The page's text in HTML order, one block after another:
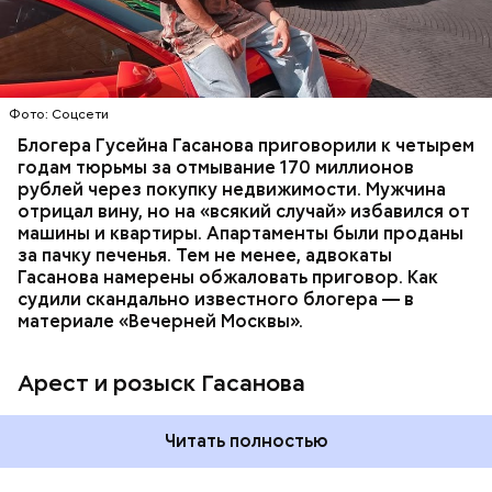
Фото: Соцсети
Блогера Гусейна Гасанова приговорили к четырем
годам тюрьмы за отмывание 170 миллионов
рублей через покупку недвижимости. Мужчина
отрицал вину, но на «всякий случай» избавился от
машины и квартиры. Апартаменты были проданы
за пачку печенья. Тем не менее, адвокаты
Гасанова намерены обжаловать приговор. Как
судили скандально известного блогера — в
материале «Вечерней Москвы».
Арест и розыск Гасанова
доходов в особо крупном размере. В тот же день
мужчину заочно арестовали.
Читать полностью
НАЛОГИ ПОИСК ЛЮДЕЙ ДЕНЬГИ
МВД
ГАСАН ГУСЕЙНОВ
Началось расследование. В квартире потерпевших
Молодого человека задержали. На первом же
допросе он признался, что планировал отравить
только отчима. Тогда следователи посчитали, что
мотивом преступления была квартира родителей,
которая в случае их смерти перешла бы сыну. Но
спустя несколько дней Миссюра заявил, что ранее
уже травил других людей.